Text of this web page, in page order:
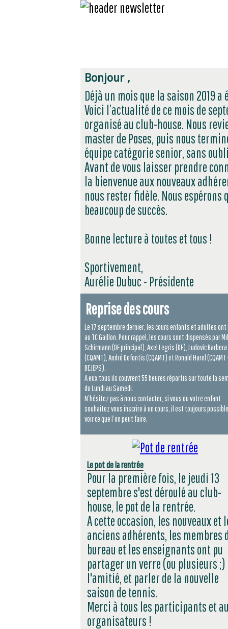
Bonjour ,
Déjà un mois que la saison 2019 a
Voici l’actualité de ce mois de
organisé au club-house. Nous
master de Poses, puis nous
équipe catégorie senior, sans
Avant de vous laisser prendre
la bienvenue aux nouveaux
nous rester fidèle. Nous
beaucoup de succès.
Bonne lecture à toutes et tous !
Sportivement,
Aurélie Dubuc - Présidente
Reprise des cours
Le 17 septembre dernier, les cours enfants et adultes
au TC Gaillon. Pour rappel, les cours sont dispensés par
Schirmann (DE principal), Axel Legris (DE), Ludovic Barbera
(CQAMT), André Defontis (CQAMT) et Ronald Harel (CQAMT
BEJEPS).
A eux tous ils couvrent 55 heures répartis sur toute la
du Lundi au Samedi.
N’hésitez pas à nous contacter, si vous ou votre enfant
souhaitez vous inscrire à un cours, il est toujours
voir ce que l’on peut faire.
Le pot de la rentrée
Pour la première fois, le jeudi 13
septembre s'est déroulé au club-
house, le pot de la rentrée.
A cette occasion, les nouveaux et
anciens adhérents, les membres
bureau et les enseignants ont pu
partager un verre (ou plusieurs ;)
l'amitié, et parler de la nouvelle
saison de tennis.
Merci à tous les participants et
organisateurs !